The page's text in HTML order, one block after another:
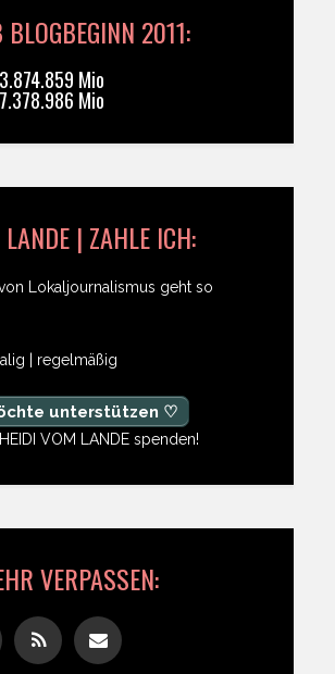
2011:
Mio
Mio
| ZAHLE ICH:
Lokaljournalismus geht so
| regelmäßig
unterstützen ♡
VOM LANDE spenden!
VERPASSEN: